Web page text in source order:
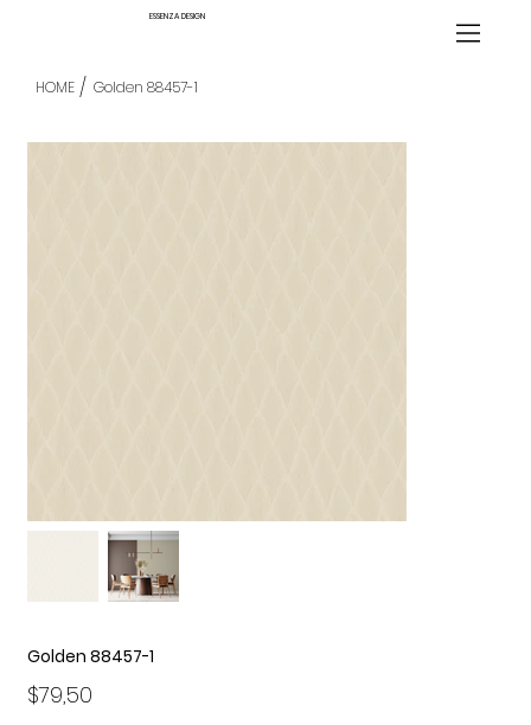
ESSENZA DESIGN
HOME / Golden 88457-1
Golden 88457-1
Precio
$79,50